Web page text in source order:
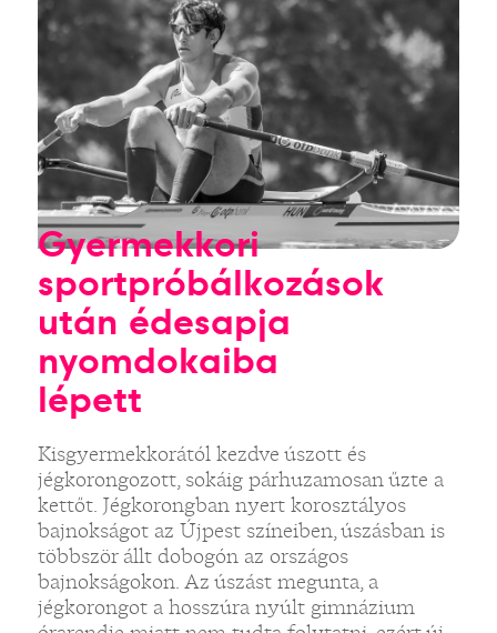
Gyermekkori
sportpróbálkozások
után édesapja
nyomdokaiba
lépett
Kisgyermekkorától kezdve úszott és
jégkorongozott, sokáig párhuzamosan űzte a
kettőt. Jégkorongban nyert korosztályos
bajnokságot az Újpest színeiben, úszásban is
többször állt dobogón az országos
bajnokságokon. Az úszást megunta, a
jégkorongot a hosszúra nyúlt gimnázium